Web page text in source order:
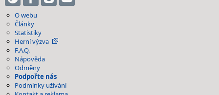
O webu
Články
Statistiky
Herní výzva
F.A.Q.
Nápověda
Odměny
Podpořte nás
Podmínky užívání